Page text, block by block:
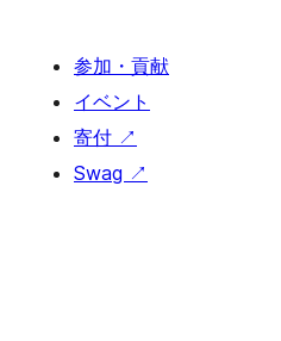
参加・貢献
イベント
寄付 ↗
Swag ↗